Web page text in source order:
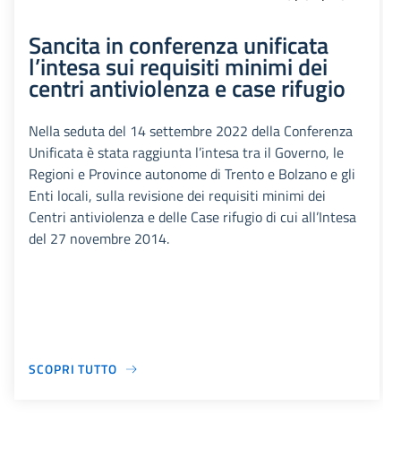
Sancita in conferenza unificata
l’intesa sui requisiti minimi dei
centri antiviolenza e case rifugio
Nella seduta del 14 settembre 2022 della Conferenza
Unificata è stata raggiunta l’intesa tra il Governo, le
Regioni e Province autonome di Trento e Bolzano e gli
Enti locali, sulla revisione dei requisiti minimi dei
Centri antiviolenza e delle Case rifugio di cui all’Intesa
del 27 novembre 2014.
SCOPRI TUTTO